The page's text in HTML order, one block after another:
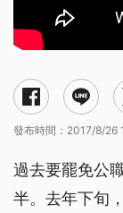
發布時間： 2017/8/26
過去要罷免公
半。去年下旬